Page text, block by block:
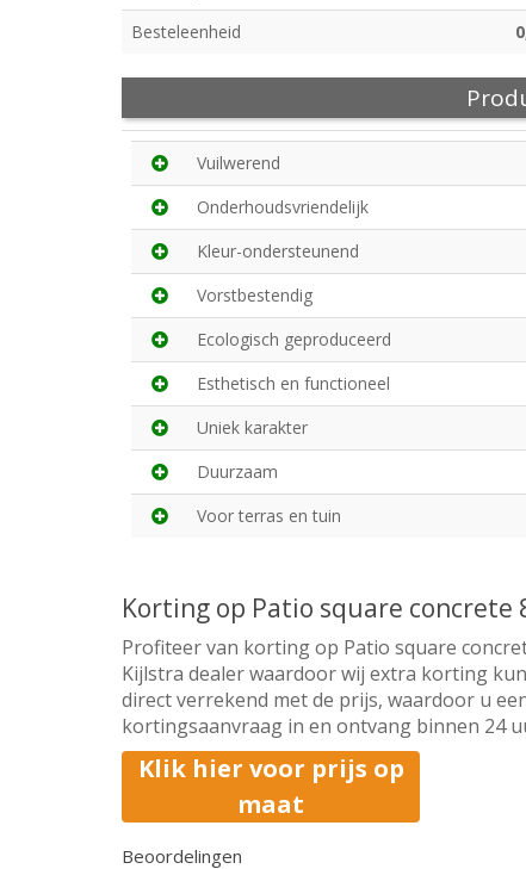
Besteleenheid
Vuilwerend
Onderhoudsvriendelijk
Kleur-ondersteunend
Vorstbestendig
Ecologisch geproduceerd
Esthetisch en functioneel
Uniek karakter
Duurzaam
Voor terras en tuin
Korting op Patio square concrete
Profiteer van korting op Patio square
Kijlstra dealer waardoor wij extra korting
direct verrekend met de prijs, waardoor u
kortingsaanvraag in en ontvang binnen 24
Klik hier voor prijs op
maat
Beoordelingen